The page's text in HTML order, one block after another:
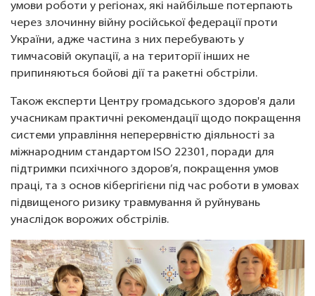
умови роботи у регіонах, які найбільше потерпають
через злочинну війну російської федерації проти
України, адже частина з них перебувають у
тимчасовій окупації, а на території інших не
припиняються бойові дії та ракетні обстріли.
Також експерти Центру громадського здоров'я дали
учасникам практичні рекомендації щодо покращення
системи управління неперервністю діяльності за
міжнародним стандартом ISO 22301, поради для
підтримки психічного здоров’я, покращення умов
праці, та з основ кібергігієни під час роботи в умовах
підвищеного ризику травмування й руйнувань
унаслідок ворожих обстрілів.